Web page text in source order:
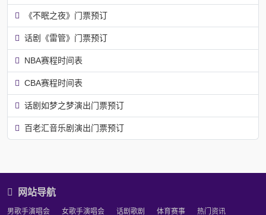
《不眠之夜》门票预订
话剧《雷管》门票预订
NBA赛程时间表
CBA赛程时间表
话剧如梦之梦演出门票预订
百老汇音乐剧演出门票预订
网站导航
男歌手演唱会 女歌手演唱会 话剧歌剧 体育赛事 热门资讯